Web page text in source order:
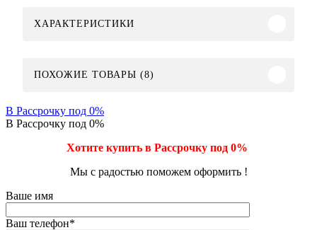
ХАРАКТЕРИСТИКИ
ПОХОЖИЕ ТОВАРЫ (8)
В Рассрочку под 0%
В Рассрочку под 0%
Хотите купить в Рассрочку под 0%
Мы с радостью поможем оформить !
Ваше имя
Ваш телефон*